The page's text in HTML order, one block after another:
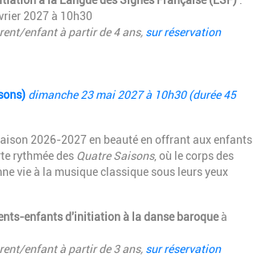
2027 à 10h30
enfantà partir de 4 ans, sur réservation
dimanche 23 mai 2027 à 10h30 (durée 45
2026-2027 en beauté en offrant aux enfants
rythmée des Quatre Saisons, où le corps des
vie à la musique classique sous leurs yeux
enfants d'initiation à la danse baroqueà
enfantà partir de 3 ans, sur réservation